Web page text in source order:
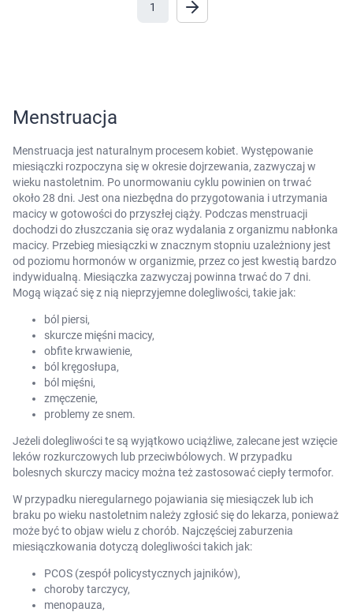
1
Menstruacja
Menstruacja jest naturalnym procesem kobiet. Występowanie
miesiączki rozpoczyna się w okresie dojrzewania, zazwyczaj w
wieku nastoletnim. Po unormowaniu cyklu powinien on trwać
około 28 dni. Jest ona niezbędna do przygotowania i utrzymania
macicy w gotowości do przyszłej ciąży. Podczas menstruacji
dochodzi do złuszczania się oraz wydalania z organizmu nabłonka
macicy. Przebieg miesiączki w znacznym stopniu uzależniony jest
od poziomu hormonów w organizmie, przez co jest kwestią bardzo
indywidualną. Miesiączka zazwyczaj powinna trwać do 7 dni.
Mogą wiązać się z nią nieprzyjemne dolegliwości, takie jak:
ból piersi,
skurcze mięśni macicy,
obfite krwawienie,
ból kręgosłupa,
ból mięśni,
zmęczenie,
problemy ze snem.
Jeżeli dolegliwości te są wyjątkowo uciążliwe, zalecane jest wzięcie
leków rozkurczowych lub przeciwbólowych. W przypadku
bolesnych skurczy macicy można też zastosować ciepły termofor.
W przypadku nieregularnego pojawiania się miesiączek lub ich
braku po wieku nastoletnim należy zgłosić się do lekarza, ponieważ
może być to objaw wielu z chorób. Najczęściej zaburzenia
miesiączkowania dotyczą dolegliwości takich jak:
PCOS (zespół policystycznych jajników),
choroby tarczycy,
menopauza,